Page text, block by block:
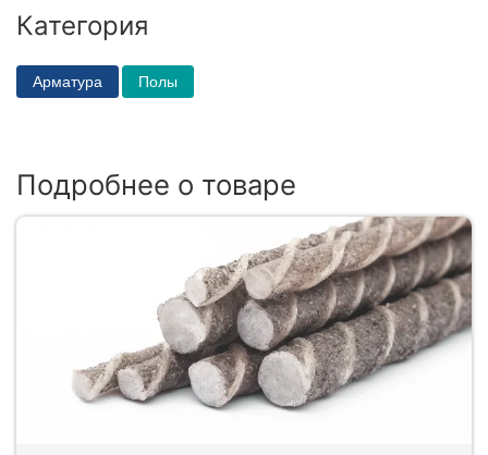
Категория
Арматура Полы
Подробнее о товаре